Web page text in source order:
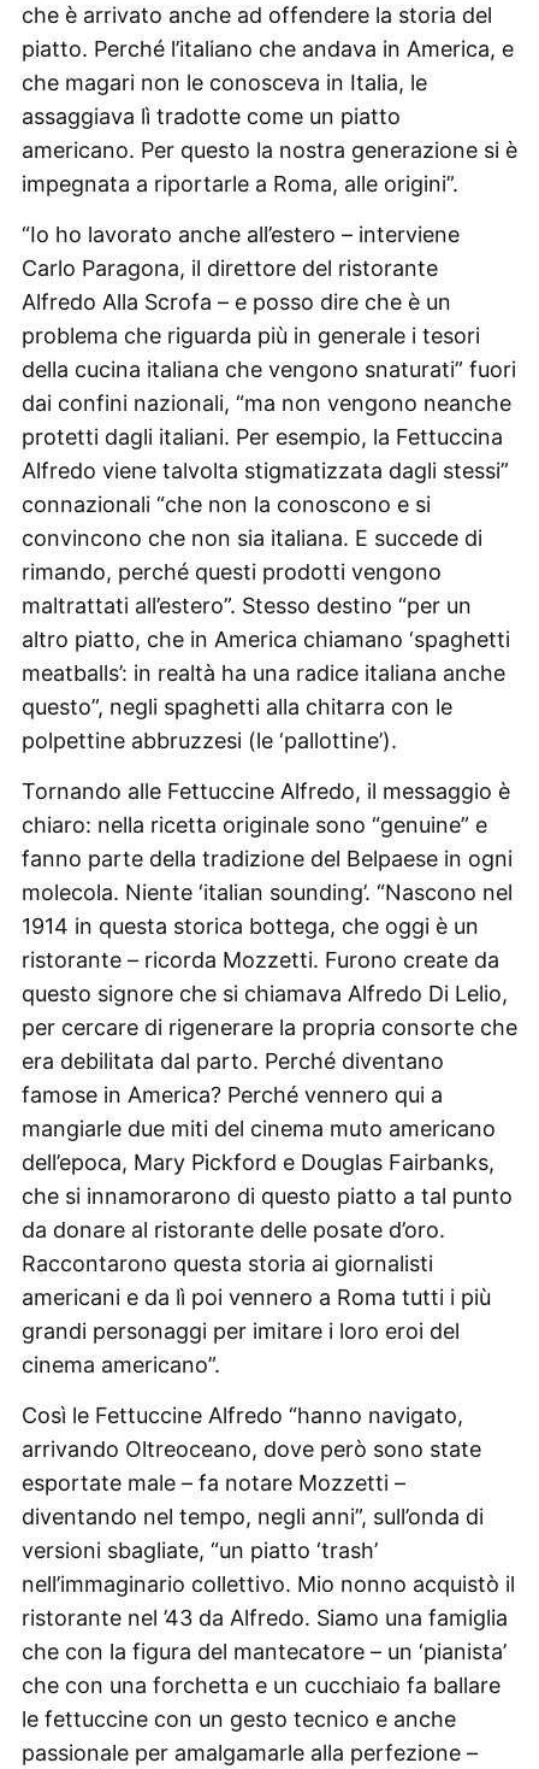
che è arrivato anche ad offendere la storia del
piatto. Perché l’italiano che andava in America, e
che magari non le conosceva in Italia, le
assaggiava lì tradotte come un piatto
americano. Per questo la nostra generazione si è
impegnata a riportarle a Roma, alle origini”.
“Io ho lavorato anche all’estero – interviene
Carlo Paragona, il direttore del ristorante
Alfredo Alla Scrofa – e posso dire che è un
problema che riguarda più in generale i tesori
della cucina italiana che vengono snaturati” fuori
dai confini nazionali, “ma non vengono neanche
protetti dagli italiani. Per esempio, la Fettuccina
Alfredo viene talvolta stigmatizzata dagli stessi”
connazionali “che non la conoscono e si
convincono che non sia italiana. E succede di
rimando, perché questi prodotti vengono
maltrattati all’estero”. Stesso destino “per un
altro piatto, che in America chiamano ‘spaghetti
meatballs’: in realtà ha una radice italiana anche
questo”, negli spaghetti alla chitarra con le
polpettine abbruzzesi (le ‘pallottine’).
Tornando alle Fettuccine Alfredo, il messaggio è
chiaro: nella ricetta originale sono “genuine” e
fanno parte della tradizione del Belpaese in ogni
molecola. Niente ‘italian sounding’. “Nascono nel
1914 in questa storica bottega, che oggi è un
ristorante – ricorda Mozzetti. Furono create da
questo signore che si chiamava Alfredo Di Lelio,
per cercare di rigenerare la propria consorte che
era debilitata dal parto. Perché diventano
famose in America? Perché vennero qui a
mangiarle due miti del cinema muto americano
dell’epoca, Mary Pickford e Douglas Fairbanks,
che si innamorarono di questo piatto a tal punto
da donare al ristorante delle posate d’oro.
Raccontarono questa storia ai giornalisti
americani e da lì poi vennero a Roma tutti i più
grandi personaggi per imitare i loro eroi del
cinema americano”.
Così le Fettuccine Alfredo “hanno navigato,
arrivando Oltreoceano, dove però sono state
esportate male – fa notare Mozzetti –
diventando nel tempo, negli anni”, sull’onda di
versioni sbagliate, “un piatto ‘trash’
nell’immaginario collettivo. Mio nonno acquistò il
ristorante nel ’43 da Alfredo. Siamo una famiglia
che con la figura del mantecatore – un ‘pianista’
che con una forchetta e un cucchiaio fa ballare
le fettuccine con un gesto tecnico e anche
passionale per amalgamarle alla perfezione –